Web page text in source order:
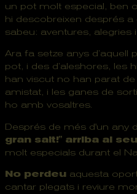
un pot molt especial, ben
hi descobreixen després
sabeu: aventures, alegries
Ara fa setze anys d’aquell
pot, i des d’aleshores, les
han viscut no han parat
amistat, i les ganes de
ho amb vosaltres.
Després de més d'un any
gran salt!" arriba al
molt especials durant el
No perdeu aquesta
cantar plegats i reviure